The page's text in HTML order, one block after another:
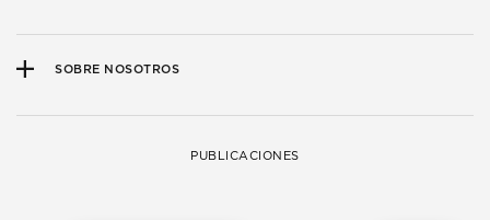
SOBRE NOSOTROS
PUBLICACIONES